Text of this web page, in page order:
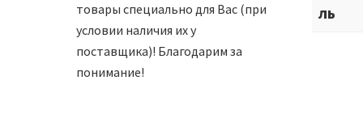
ль
товары специально для Вас (при
условии наличия их у
поставщика)! Благодарим за
понимание!